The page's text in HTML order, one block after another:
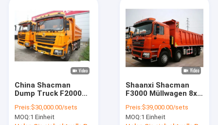
China Shacman
Dump Truck F2000
Truck für Tansania
Fabrikpreis Original
Preis:$30,000.00/sets
MOQ:1 Einheit
Shaanxi Shacman
F3000 Müllwagen 8x4
Tonnen Bergbau
Transport
Preis:$39,000.00/sets
MOQ:1 Einheit